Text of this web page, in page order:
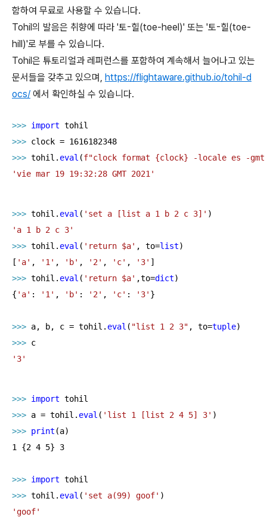
함하여 무료로 사용할 수 있습니다.
Tohil의 발음은 취향에 따라 '토-힐(toe-heel)' 또는 '토-힐(toe-
hill)'로 부를 수 있습니다.
Tohil은 튜토리얼과 레퍼런스를 포함하여 계속해서 늘어나고 있는
문서들을 갖추고 있으며, https://flightaware.github.io/tohil-d
ocs/ 에서 확인하실 수 있습니다.
>>> import
>>> clock = 1616182348
>>> tohil. eval (f"clock format {clock} -locale es -
'vie mar 19 19:32:28 GMT 2021'
>>> tohil. eval ( 'set a [list a 1 b 2 c 3]'
'a 1 b 2 c 3'
>>> tohil. eval ( 'return $a' , to=list)
[ 'a' , '1' , 'b' , '2' , 'c' , '3'
>>> tohil. eval ( 'return $a' ,to=dict)
{ 'a' : '1' , 'b' : '2' , 'c' : '3' }
>>> a, b, c = tohil. eval ( "list 1 2 3" , to=tuple
>>>
'3'
>>> import
>>> a = tohil. eval ( 'list 1 [list 2 4 5] 3'
>>> print
1
{2 4 5} 3
>>> import
>>> tohil. eval ( 'set a(99) goof'
'goof'